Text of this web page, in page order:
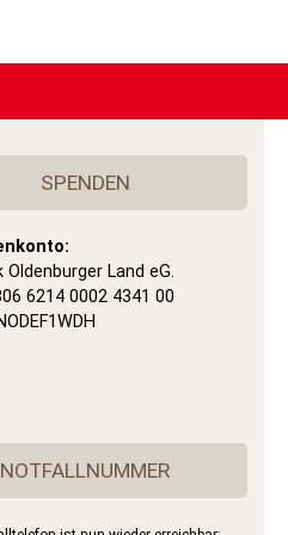
SPENDEN
Oldenburger Land eG.
6214 0002 4341 00
NOTFALLNUMMER